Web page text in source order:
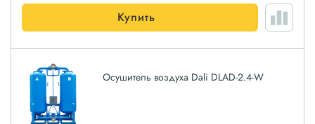
Купить
Осушитель воздуха Dali DLAD-2.4-W